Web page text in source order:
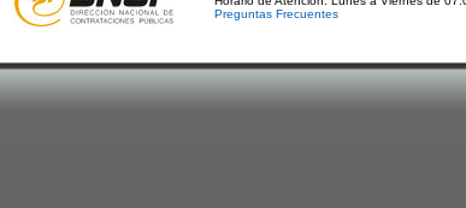
Preguntas Frecuentes